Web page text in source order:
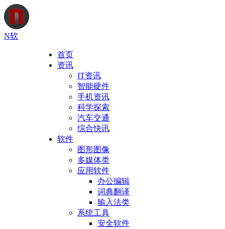
N软
首页
资讯
IT资讯
智能硬件
手机资讯
科学探索
汽车交通
综合快讯
软件
图形图像
多媒体类
应用软件
办公编辑
词典翻译
输入法类
系统工具
安全软件